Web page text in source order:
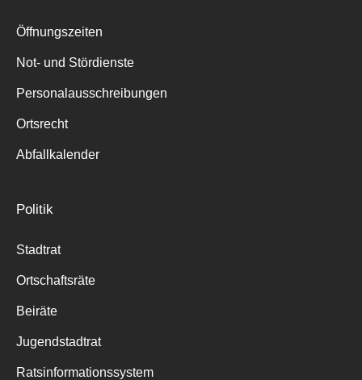
Suche
Öffnungszeiten
Not- und Stördienste
Personalausschreibungen
Ortsrecht
Abfallkalender
Politik
Stadtrat
Ortschaftsräte
Beiräte
Jugendstadtrat
Ratsinformationssystem